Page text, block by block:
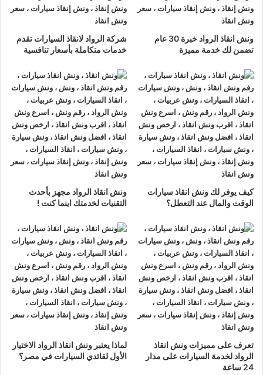
لبناء جسور من الثقة المتبادلة بين الشركة وعملائها و انقاذ ونقل
السيارات
سحب السياراتمن الحوادث.
اسرعونش انقاذ سياراتفي عابدين
ونش انقاذ سيارات عابدين لدينا ونش انقاذ سيارات مزود بمعدات
حديثة و مجهزة لـسحب السيارات من الاعطال والحوادث نحنأسرع
ونش انقاذ سياراتيرجي الاتصال بنا عليرقم ونش انقاذ سيارات
01063144040
–
01093018585
–
01120018852ليصلك
اقرب ونش انقاذفي غضون 15 دقائق بحد اقصي.
تليفون ونش انقاذ سياراتفي عابدين
ونش انقاذ عابديننحن أرخص ونش أنقاذفي عابدين وأسرع ونش
منك ,ونش انقاذعابدين منونش انقاذ
الرواد نعمل منذ 33 عاما
ومتخصصون في أنقاذ ورفع السيارات وخدمات الإنقاذ السريع ولدينا
اسطول سيارات إنقاذ منتشرة في عابدين و جميع انحاء الجمهورية
لإنقاذ و رفع السيارات المعطلة و سيارات الحوادث.
تتميز خدمةإنقاذ السياراتمن شركة الرواد
لإنقاذ و رفع السيارات بالأتي :
نتعهد بوصولونش الانقاذ بسرعة إلىموقعكفي عابدين خلال
10 دقائق بحد اقصي.
ونش انقاذ الرواد خبرة 30 عام
تضمن لك خدمة مميزة
شركة الرواد لانقاذ السيارات تقدم
خدمات متكاملة بأسعار تنافسية
كيف يوفر لك ونش انقاذ سيارات
الوقت والمال عند التعطل؟
ونش انقاذ الرواد مجهز بأحدث
التقنيات لخدمتك اينما كنت !
تعرف على مميزات ونش انقاذ
الرواد لخدمة السيارات على مدار
24 ساعة
لماذا يعتبر ونش انقاذ الرواد الاختيار
الأول لقائدي السيارات في مصر؟